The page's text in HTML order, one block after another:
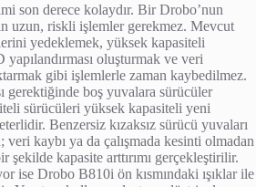
son derece kolaydır. Bir Drobo’nun
uzun, riskli işlemler gerekmez. Mevcut
yedeklemek, yüksek kapasiteli
oluşturmak ve veri
gibi işlemlerle zaman kaybedilmez.
gerektiğinde boş yuvalara sürücüler
sürücüleri yüksek kapasiteli yeni
Benzersiz kızaksız sürücü yuvaları
veri kaybı ya da çalışmada kesinti olmadan
şekilde kapasite arttırımı gerçekleştirilir.
ise Drobo B810i ön kısmındaki ışıklar ile